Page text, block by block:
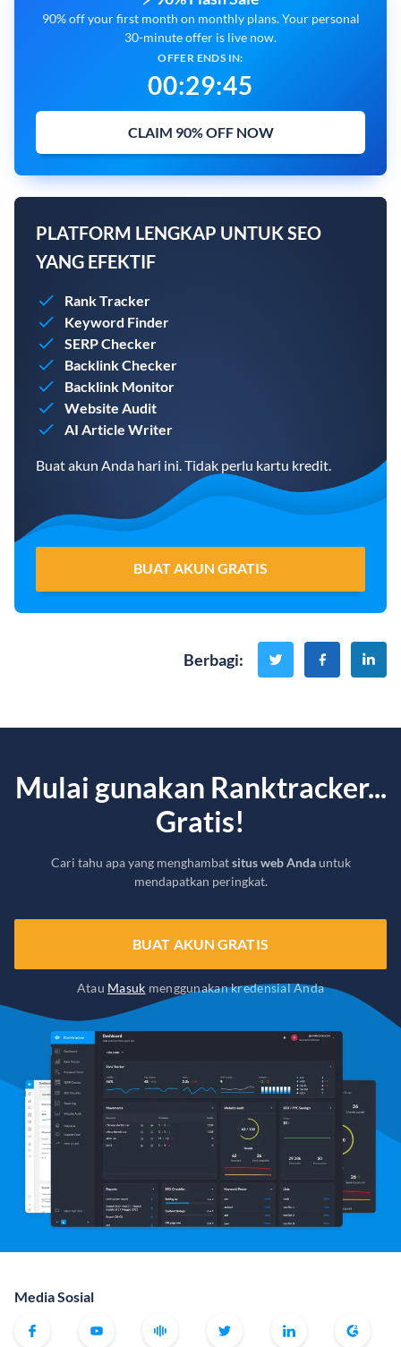
90% off your first month on monthly plans. Your personal
30-minute offer is live now.
OFFER ENDS IN:
00:29:44
CLAIM 90% OFF NOW
PLATFORM LENGKAP UNTUK SEO
YANG EFEKTIF
Rank Tracker
Keyword Finder
SERP Checker
Backlink Checker
Backlink Monitor
Website Audit
AI Article Writer
Buat akun Anda hari ini. Tidak perlu kartu kredit.
BUAT AKUN GRATIS
Berbagi:
Mulai gunakan Ranktracker...
Gratis!
Cari tahu apa yang menghambatsitus web Andauntuk
mendapatkan peringkat.
BUAT AKUN GRATIS
Atau Masuk menggunakan kredensial Anda
Media Sosial